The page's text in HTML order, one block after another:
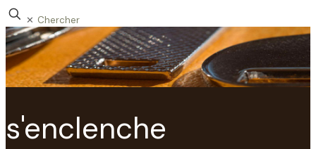
✕
s'enclenche